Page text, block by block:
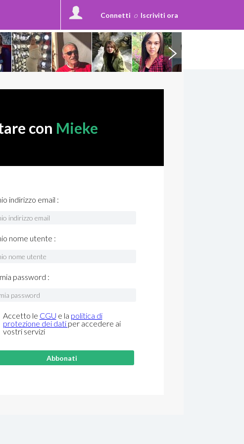
Connetti o Iscriviti ora
con Mieke
indirizzo email :
nome utente :
password :
Accetto le CGU e la politica di
protezione dei dati per accedere ai
vostri servizi